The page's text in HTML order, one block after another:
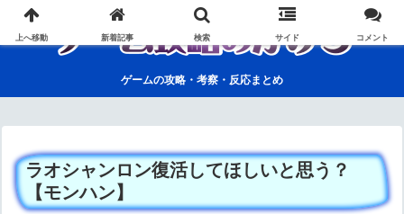
ゲームの攻略・考察・反応まとめ
ラオシャンロン復活してほしいと思う？
【モンハン】
上へ移動 新着記事 検索 サイド コメント